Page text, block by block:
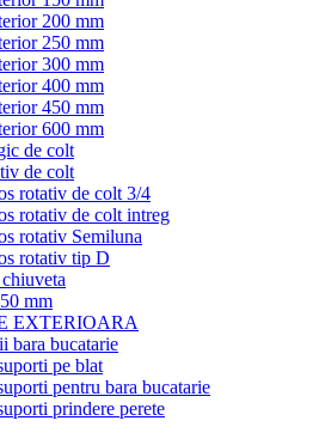
200 mm
250 mm
300 mm
400 mm
450 mm
600 mm
de colt
de colt
rotativ de colt 3/4
rotativ de colt intreg
rotativ Semiluna
rotativ tip D
mm
EXTERIOARA
bara bucatarie
pe blat
pentru bara bucatarie
prindere perete